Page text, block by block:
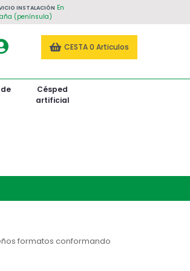
INSTALACIÓN En
(península)
CESTA0 Articulos
Césped
artificial
formatos conformando